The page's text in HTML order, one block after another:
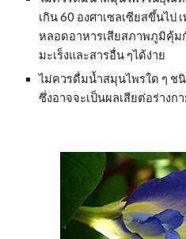
เกิน 60 องศาเซลเซียสขึ้นไป
หลอดอาหารเสียสภาพภูมิคุ้ม
มะเร็งและสารอื่น ๆได้ง่าย
ไม่ควรดื่มน้ำสมุนไพรใด ๆ ช
ซึ่งอาจจะเป็นผลเสียต่อร่างก